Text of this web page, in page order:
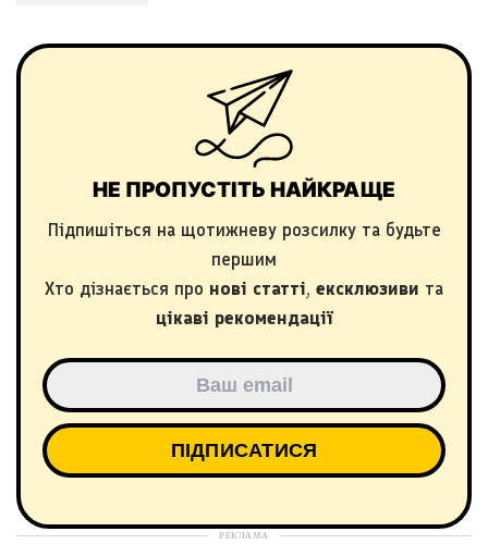
НЕ ПРОПУСТІТЬ НАЙКРАЩЕ
Підпишіться на щотижневу розсилку та будьте
першим
Хто дізнається про нові статті, ексклюзиви та
цікаві рекомендації
РЕКЛАМА